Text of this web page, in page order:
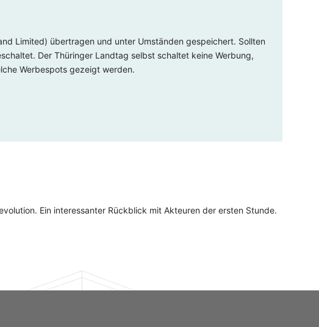
Limited) übertragen und unter Umständen gespeichert. Sollten
Der Thüringer Landtag selbst schaltet keine Werbung,
Werbespots gezeigt werden.
Ein interessanter Rückblick mit Akteuren der ersten Stunde.